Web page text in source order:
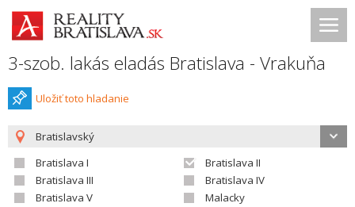
3-szob. lakás eladás Bratislava - Vrakuňa
Uložiť toto hladanie
Bratislavský
Bratislava I
Bratislava II
Bratislava III
Bratislava IV
Bratislava V
Malacky